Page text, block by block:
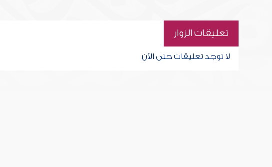
تعليقات الزوار
لا توجد تعليقات حتى الآن